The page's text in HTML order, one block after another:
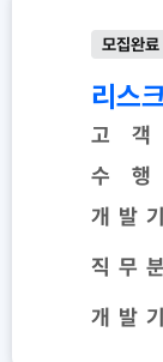
모집완료
리스
고 객
수 행
개 발
직 무
개 발